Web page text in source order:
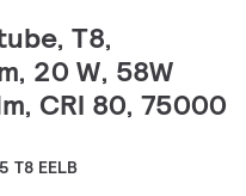
T8,
20 W, 58W
CRI 80, 75000
T8 EELB